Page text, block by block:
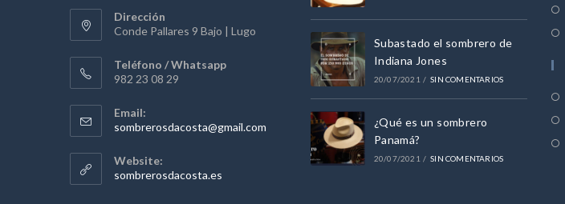
Dirección
Conde Pallares 9 Bajo | Lugo
Teléfono / Whatsapp
982 23 08 29
Email:
sombrerosdacosta@gmail.com
Website:
sombrerosdacosta.es
Subastado el sombrero de
Indiana Jones
20/07/2021 / SIN COMENTARIOS
¿Qué es un sombrero
Panamá?
20/07/2021 / SIN COMENTARIOS